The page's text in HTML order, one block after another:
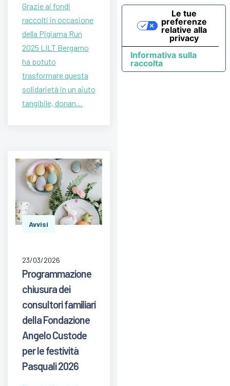
Grazie ai fondi
raccolti in occasione
della Pigiama Run
2025 LILT Bergamo
ha potuto
trasformare questa
solidarietà in un aiuto
tangibile, donan…
Avvisi
23/03/2026
Programmazione
chiusura dei
consultori familiari
della Fondazione
Angelo Custode
per le festività
Pasquali 2026
Informativa sulla
raccolta
Le tue
preferenze
relative alla
privacy